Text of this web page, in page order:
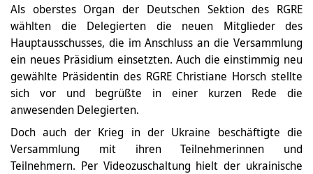
Als oberstes Organ der Deutschen Sektion des RGRE
wählten die Delegierten die neuen Mitglieder des
Hauptausschusses, die im Anschluss an die Versammlung
ein neues Präsidium einsetzten. Auch die einstimmig neu
gewählte Präsidentin des RGRE Christiane Horsch stellte
sich vor und begrüßte in einer kurzen Rede die
anwesenden Delegierten.
Doch auch der Krieg in der Ukraine beschäftigte die
Versammlung mit ihren Teilnehmerinnen und
Teilnehmern. Per Videozuschaltung hielt der ukrainische